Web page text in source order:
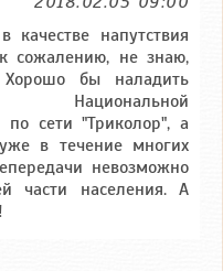
напутствия
сожалению, не знаю,
бы наладить
по сети "Триколор", а
в течение многих
невозможно
части населения. А